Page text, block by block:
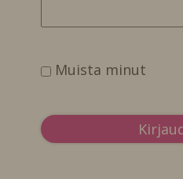
Muista minut